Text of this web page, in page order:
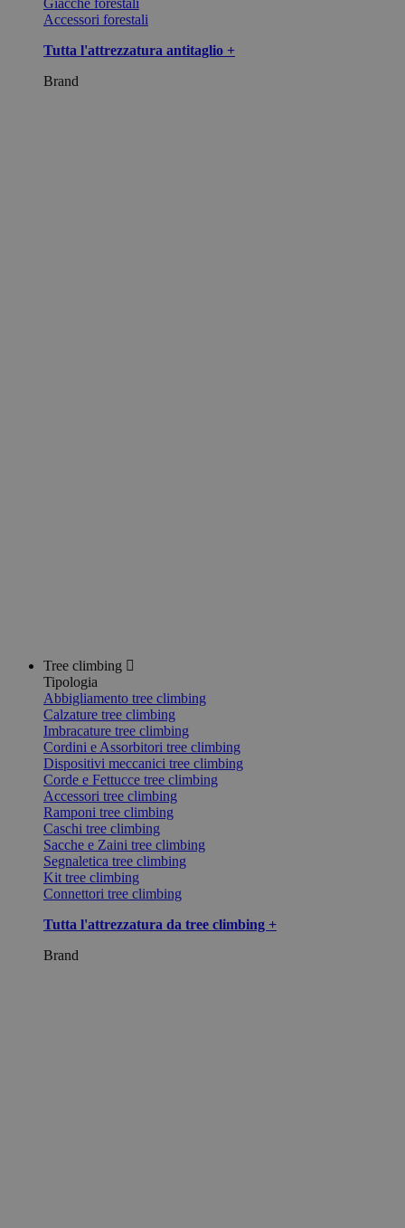
Giacche forestali
Accessori forestali
Tutta l'attrezzatura antitaglio +
Brand
Tree climbing
Tipologia
Abbigliamento tree climbing
Calzature tree climbing
Imbracature tree climbing
Cordini e Assorbitori tree climbing
Dispositivi meccanici tree climbing
Corde e Fettucce tree climbing
Accessori tree climbing
Ramponi tree climbing
Caschi tree climbing
Sacche e Zaini tree climbing
Segnaletica tree climbing
Kit tree climbing
Connettori tree climbing
Tutta l'attrezzatura da tree climbing +
Brand